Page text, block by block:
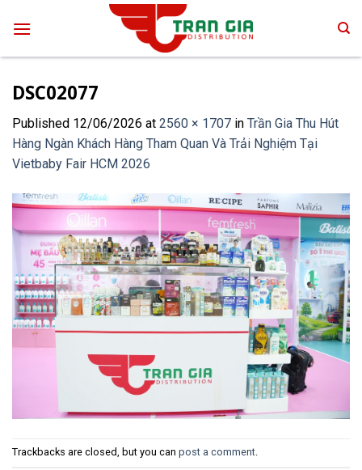
DSC02077
Published 12/06/2026 at 2560 × 1707 in Trần Gia Thu Hút
Hàng Ngàn Khách Hàng Tham Quan Và Trải Nghiệm Tại
Vietbaby Fair HCM 2026
Trackbacks are closed, but you can post a comment.